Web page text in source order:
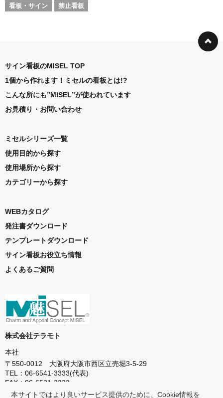
看板・サイン 禁止看板
本サイトではより良いサービス提供のために、Cookie情報を
サイン看板のMISEL TOP
1個から作れます！ミセルの看板とは!?
こんな所にも”MISEL”が使われています
お見積り・お問い合わせ
ミセルシリーズ一覧
使用目的から探す
使用場所から探す
カテゴリーから探す
WEBカタログ
発注書ダウンロード
テンプレートダウンロード
サイン看板お役立ち情報
よくあるご質問
株式会社テラモト
本社
〒550-0012 大阪府大阪市西区立売堀3-5-29
TEL：06-6541-3333(代表)
FAX：06-6531-2323